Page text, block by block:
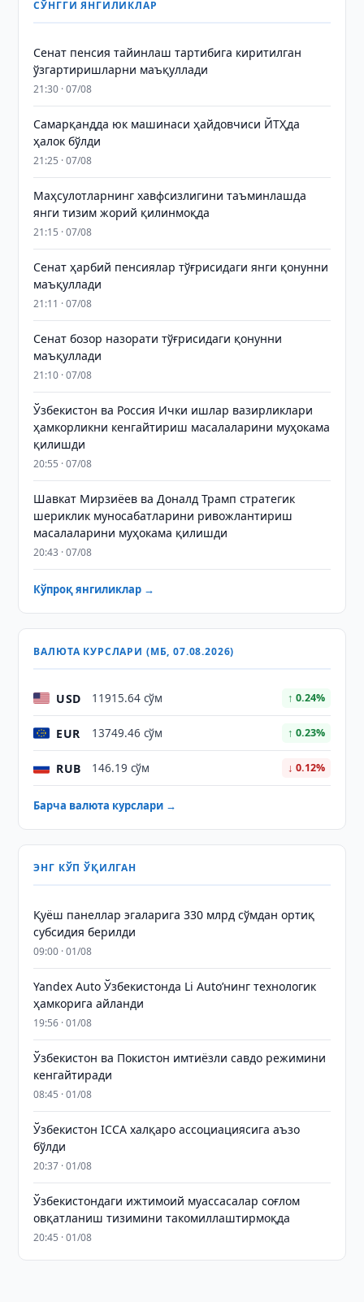
СЎНГГИ ЯНГИЛИКЛАР
Сенат пенсия тайинлаш тартибига киритилган
ўзгартиришларни маъқуллади
21:30 · 07/08
Самарқандда юк машинаси ҳайдовчиси ЙТҲда
ҳалок бўлди
21:25 · 07/08
Маҳсулотларнинг хавфсизлигини таъминлашда
янги тизим жорий қилинмоқда
21:15 · 07/08
Сенат ҳарбий пенсиялар тўғрисидаги янги қонунни
маъқуллади
21:11 · 07/08
Сенат бозор назорати тўғрисидаги қонунни
маъқуллади
21:10 · 07/08
Ўзбекистон ва Россия Ички ишлар вазирликлари
ҳамкорликни кенгайтириш масалаларини муҳокама
қилишди
20:55 · 07/08
Шавкат Мирзиёев ва Доналд Трамп стратегик
шериклик муносабатларини ривожлантириш
масалаларини муҳокама қилишди
20:43 · 07/08
Кўпроқ янгиликлар →
ВАЛЮТА КУРСЛАРИ (МБ, 07.08.2026)
USD 11915.64 сўм ↑ 0.24%
EUR 13749.46 сўм ↑ 0.23%
RUB 146.19 сўм ↓ 0.12%
Барча валюта курслари →
ЭНГ КЎП ЎҚИЛГАН
Қуёш панеллар эгаларига 330 млрд сўмдан ортиқ
субсидия берилди
09:00 · 01/08
Yandex Auto Ўзбекистонда Li Auto’нинг технологик
ҳамкорига айланди
19:56 · 01/08
Ўзбекистон ва Покистон имтиёзли савдо режимини
кенгайтиради
08:45 · 01/08
Ўзбекистон ICCA халқаро ассоциациясига аъзо
бўлди
20:37 · 01/08
Ўзбекистондаги ижтимоий муассасалар соғлом
овқатланиш тизимини такомиллаштирмоқда
20:45 · 01/08